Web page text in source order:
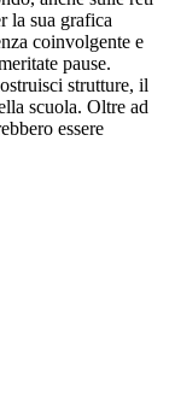
la sua grafica
coinvolgente e
pause.
strutture, il
scuola. Oltre ad
essere